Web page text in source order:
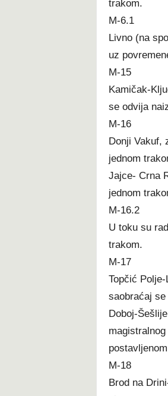
trakom.
M-6.1
Livno (na
uz
M-15
Kamičak-
se odvija
M-16
Donji Vakuf,
jednom
Jajce- Crna
jednom
M-16.2
U toku su
trakom.
M-17
Topčić
saobraćaj
Doboj-
M-18
Brod na